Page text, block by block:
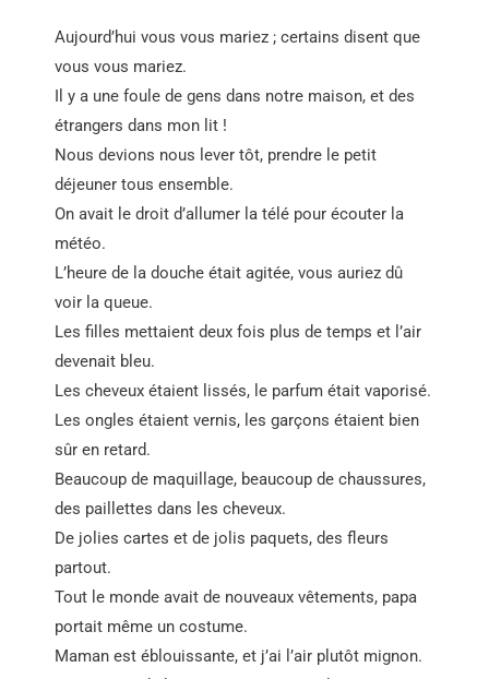
Aujourd’hui vous vous mariez ; certains disent que
vous vous mariez.
Il y a une foule de gens dans notre maison, et des
étrangers dans mon lit !
Nous devions nous lever tôt, prendre le petit
déjeuner tous ensemble.
On avait le droit d’allumer la télé pour écouter la
météo.
L’heure de la douche était agitée, vous auriez dû
voir la queue.
Les filles mettaient deux fois plus de temps et l’air
devenait bleu.
Les cheveux étaient lissés, le parfum était vaporisé.
Les ongles étaient vernis, les garçons étaient bien
sûr en retard.
Beaucoup de maquillage, beaucoup de chaussures,
des paillettes dans les cheveux.
De jolies cartes et de jolis paquets, des fleurs
partout.
Tout le monde avait de nouveaux vêtements, papa
portait même un costume.
Maman est éblouissante, et j’ai l’air plutôt mignon.